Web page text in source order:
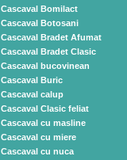
Cascaval Bomilact
Cascaval Botosani
Cascaval Bradet Afumat
Cascaval Bradet Clasic
Cascaval bucovinean
Cascaval Buric
Cascaval calup
Cascaval Clasic feliat
Cascaval cu masline
Cascaval cu miere
Cascaval cu nuca